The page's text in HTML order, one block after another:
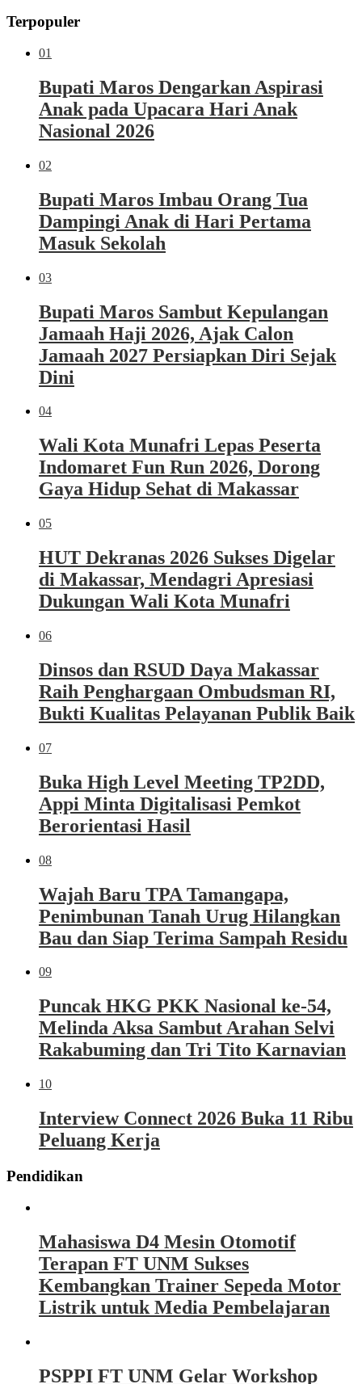
Terpopuler
01
Bupati Maros Dengarkan Aspirasi
Anak pada Upacara Hari Anak
Nasional 2026
02
Bupati Maros Imbau Orang Tua
Dampingi Anak di Hari Pertama
Masuk Sekolah
03
Bupati Maros Sambut Kepulangan
Jamaah Haji 2026, Ajak Calon
Jamaah 2027 Persiapkan Diri Sejak
Dini
04
Wali Kota Munafri Lepas Peserta
Indomaret Fun Run 2026, Dorong
Gaya Hidup Sehat di Makassar
05
HUT Dekranas 2026 Sukses Digelar
di Makassar, Mendagri Apresiasi
Dukungan Wali Kota Munafri
06
Dinsos dan RSUD Daya Makassar
Raih Penghargaan Ombudsman RI,
Bukti Kualitas Pelayanan Publik Baik
07
Buka High Level Meeting TP2DD,
Appi Minta Digitalisasi Pemkot
Berorientasi Hasil
08
Wajah Baru TPA Tamangapa,
Penimbunan Tanah Urug Hilangkan
Bau dan Siap Terima Sampah Residu
09
Puncak HKG PKK Nasional ke-54,
Melinda Aksa Sambut Arahan Selvi
Rakabuming dan Tri Tito Karnavian
10
Interview Connect 2026 Buka 11 Ribu
Peluang Kerja
Pendidikan
Mahasiswa D4 Mesin Otomotif
Terapan FT UNM Sukses
Kembangkan Trainer Sepeda Motor
Listrik untuk Media Pembelajaran
PSPPI FT UNM Gelar Workshop